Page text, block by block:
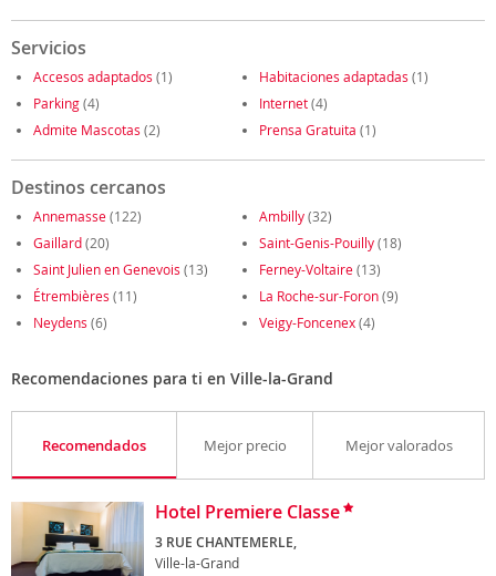
Servicios
Accesos adaptados (1) Habitaciones adaptadas (1)
Parking(4) Internet(4)
Admite Mascotas (2) Prensa Gratuita (1)
Destinos cercanos
Annemasse(122) Ambilly(32)
Gaillard(20) Saint-Genis-Pouilly(18)
Saint Julien en Genevois (13) Ferney-Voltaire(13)
Étrembières (11) La Roche-sur-Foron(9)
Neydens (6) Veigy-Foncenex(4)
Recomendaciones para ti en Ville-la-Grand
Recomendados Mejor precio Mejor valorados
Hotel Premiere Classe
3 RUE CHANTEMERLE,
Ville-la-Grand